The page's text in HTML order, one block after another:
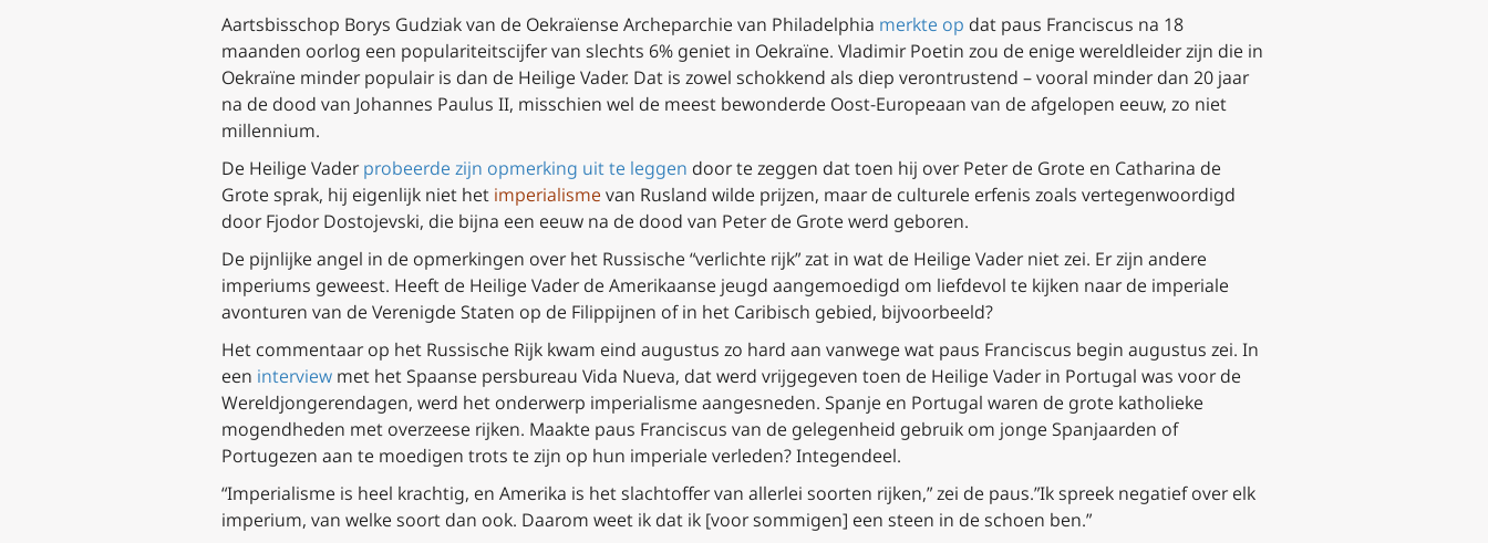
Aartsbisschop Borys Gudziak van de Oekraïense Archeparchie van Philadelphia merkte op dat paus Franciscus na 18
maanden oorlog een populariteitscijfer van slechts 6% geniet in Oekraïne. Vladimir Poetin zou de enige wereldleider zijn die in
Oekraïne minder populair is dan de Heilige Vader. Dat is zowel schokkend als diep verontrustend – vooral minder dan 20 jaar
na de dood van Johannes Paulus II, misschien wel de meest bewonderde Oost-Europeaan van de afgelopen eeuw, zo niet
millennium.
De Heilige Vaderprobeerde zijn opmerking uit te leggen door te zeggen dat toen hij over Peter de Grote en Catharina de
Grote sprak, hij eigenlijk niet het imperialisme van Rusland wilde prijzen, maar de culturele erfenis zoals vertegenwoordigd
door Fjodor Dostojevski, die bijna een eeuw na de dood van Peter de Grote werd geboren.
De pijnlijke angel in de opmerkingen over het Russische “verlichte rijk” zat in wat de Heilige Vader niet zei. Er zijn andere
imperiums geweest. Heeft de Heilige Vader de Amerikaanse jeugd aangemoedigd om liefdevol te kijken naar de imperiale
avonturen van de Verenigde Staten op de Filippijnen of in het Caribisch gebied, bijvoorbeeld?
Het commentaar op het Russische Rijk kwam eind augustus zo hard aan vanwege wat paus Franciscus begin augustus zei. In
een interview met het Spaanse persbureau Vida Nueva, dat werd vrijgegeven toen de Heilige Vader in Portugal was voor de
Wereldjongerendagen, werd het onderwerp imperialisme aangesneden. Spanje en Portugal waren de grote katholieke
mogendheden met overzeese rijken. Maakte paus Franciscus van de gelegenheid gebruik om jonge Spanjaarden of
Portugezen aan te moedigen trots te zijn op hun imperiale verleden? Integendeel.
“Imperialisme is heel krachtig, en Amerika is het slachtoffer van allerlei soorten rijken,” zei de paus.”Ik spreek negatief over elk
imperium, van welke soort dan ook. Daarom weet ik dat ik [voor sommigen] een steen in de schoen ben.”